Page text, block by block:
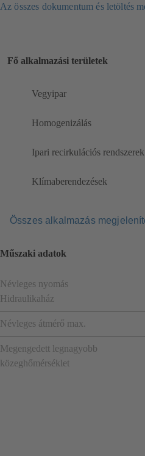
Az összes dokumentum és letöltés
Fő alkalmazási területek
Vegyipar
Homogenizálás
Ipari recirkulációs rendszerek
Klímaberendezések
Összes alkalmazás
Műszaki adatok
Névleges nyomás
Hidraulikaház
Névleges átmérő max.
Megengedett legnagyobb
közeghőmérséklet